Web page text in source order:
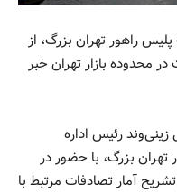
راهور تهران بزرگ، از
در محدوده بازار تهران خبر
رئیس اداره
بزرگ، با حضور در
آمار تصادفات مرتبط با